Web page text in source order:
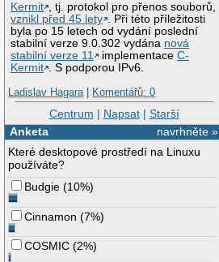
Kermit , tj. protokol pro přenos souborů,
vznikl před 45 lety . Při této příležitosti
byla po 15 letech od vydání poslední
stabilní verze 9.0.302 vydána nová
stabilní verze 11
implementaceC-
Kermit . S podporou IPv6.
Ladislav Hagara| Komentářů: 0
Centrum | Napsat| Starší
navrhněte »
Anketa
Které desktopové prostředí na Linuxu
používáte?
Budgie (10%)
Cinnamon (7%)
COSMIC (2%)